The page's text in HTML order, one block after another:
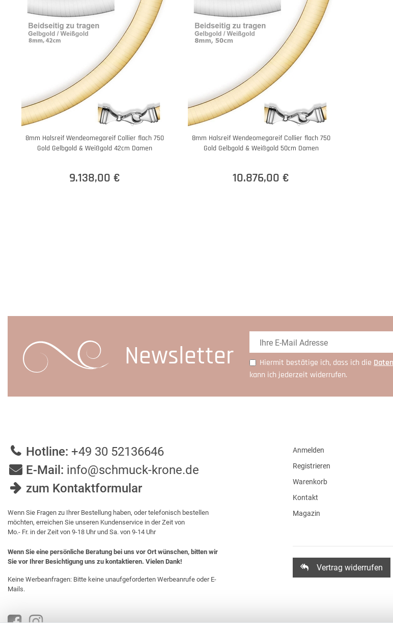
8mm Halsreif Wendeomegareif Collier flach 750
Gold Gelbgold & Weißgold 42cm Damen
9.138,00 €
8mm Halsreif Wendeomegareif Collier flach 750
Gold Gelbgold & Weißgold 50cm Damen
10.876,00 €
Newsletter Hiermit bestätige ich, dass ich die
kann ich jederzeit widerrufen.
Hotline: +49 30 52136646
E-Mail: info@schmuck-krone.de
zum Kontaktformular
Wenn Sie Fragen zu Ihrer Bestellung haben, oder telefonisch bestellen
möchten, erreichen Sie unseren Kundenservice in der Zeit von
Mo.- Fr. in der Zeit von 9-18 Uhr und Sa. von 9-14 Uhr
Wenn Sie eine persönliche Beratung bei uns vor Ort wünschen, bitten wir
Sie vor Ihrer Besichtigung uns zu kontaktieren. Vielen Dank!
Keine Werbeanfragen: Bitte keine unaufgeforderten Werbeanrufe oder E-
Mails.
Anmelden
Registrieren
Warenkorb
Kontakt
Magazin
Vertrag widerrufen